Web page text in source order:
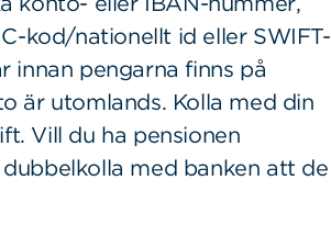
kod/nationellt id eller SWIFT-
innan pengarna finns på
är utomlands. Kolla med din
Vill du ha pensionen
med banken att de